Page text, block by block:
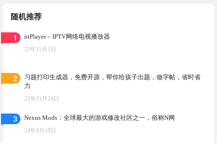
随机推荐
1 ntPlayer – IPTV网络电视播放器
22年11月1日
2
习题打印生成器，免费开源，帮你给孩子出题，做字帖，省时省
力
23年11月24日
3 Nexus Mods：全球最大的游戏修改社区之一，俗称N网
24年4月18日